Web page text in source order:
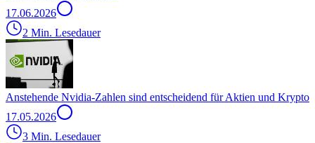
17.06.2026
2 Min. Lesedauer
Anstehende Nvidia-Zahlen sind entscheidend für Aktien und Krypto
17.05.2026
3 Min. Lesedauer